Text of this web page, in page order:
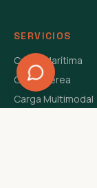
SERVICIOS
Carga Marítima
Carga Aérea
Carga Multimodal